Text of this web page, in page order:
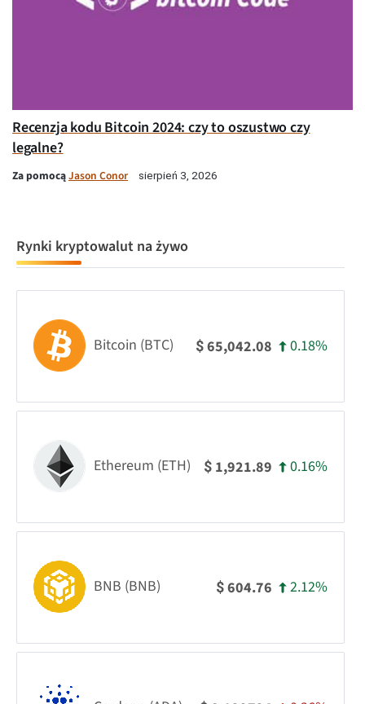
Recenzja kodu Bitcoin 2024: czy to oszustwo czy
legalne?
Za pomocąJason Conor sierpień 3, 2026
Rynki kryptowalut na żywo
Bitcoin (BTC) $65,042.08 0.18%
Ethereum (ETH) $ 1,921.89 0.16%
BNB (BNB) $604.76 2.12%